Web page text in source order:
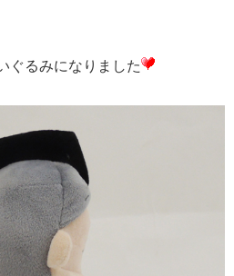
ぐるみになりました